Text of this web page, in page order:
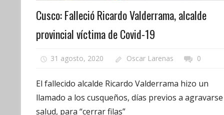
Cusco: Falleció Ricardo Valderrama, alcalde
provincial víctima de Covid-19
31 agosto, 2020 Oscar Larenas 0
El fallecido alcalde Ricardo Valderrama hizo un
llamado a los cusqueños, días previos a
salud, para “cerrar filas”